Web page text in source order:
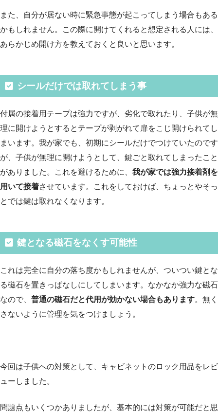
また、自分が居ない時に緊急事態が起こってしまう場合もある
かもしれません。この際に開けてくれると想定される人には、
あらかじめ開け方を教えておくと良いと思います。
シールだけでは取れてしまう事
付属の接着用テープは強力ですが、劣化で取れたり、子供が無
理に開けようとするとテープが剥がれて扉をこじ開けられてし
まいます。我が家でも、初期にシールだけでつけていたのです
が、子供が無理に開けようとして、鍵ごと取れてしまったこと
がありました。これを避けるために、 我が家では強力接着剤を
用いて接着させています。これをしておけば、ちょっとやそっ
とでは鍵は取れなくなります。
鍵となる磁石をなくす可能性
これは完全に自分の落ち度かもしれませんが、ついつい鍵とな
る磁石を置きっぱなしにしてしまいます。なかなか強力な磁石
なので、 普通の磁石だと代用が効かない場合もあります。無く
さないように管理を気をつけましょう。
今回は子供への対策として、キャビネットのロック用品をレビ
ューしました。
問題点もいくつかありましたが、基本的には対策が可能だと思